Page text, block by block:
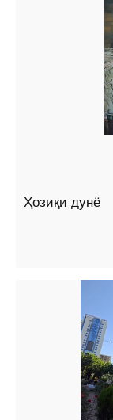
Ҳозиқи дунё